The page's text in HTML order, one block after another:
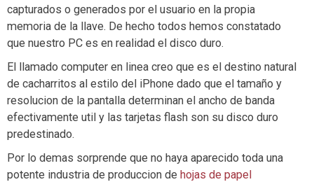
capturados o generados por el usuario en la propia
memoria de la llave. De hecho todos hemos constatado
que nuestro PC es en realidad el disco duro.
El llamado computer en linea creo que es el destino natural
de cacharritos al estilo del iPhone dado que el tamaño y
resolucion de la pantalla determinan el ancho de banda
efectivamente util y las tarjetas flash son su disco duro
predestinado.
Por lo demas sorprende que no haya aparecido toda una
potente industria de produccion de hojas de papel